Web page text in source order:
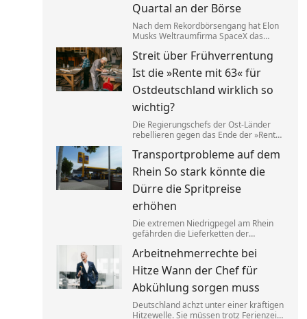
Quartal an der Börse
Nach dem Rekordbörsengang hat Elon
Musks Weltraumfirma SpaceX das
Millionen Dollar beendet. Zugleich hat
sich der Umsatz nahezu verdoppelt –
dank der Satellitentochter Starlink.
Streit über Frühverrentung
Ist die »Rente mit 63« für
Ostdeutschland wirklich so
wichtig?
Die Regierungschefs der Ost-Länder
rebellieren gegen das Ende der »Rente
größerer Anteil der Ostdeutschen die
dafür nötigen Beitragsjahre. Doch die
Unterschiede zum Westen werden
kleiner.
Transportprobleme auf dem
Rhein So stark könnte die
Dürre die Spritpreise
erhöhen
Die extremen Niedrigpegel am Rhein
gefährden die Lieferketten der
was das für Autofahrer und das
Wirtschaftswachstum bedeuten könnte.
Arbeitnehmerrechte bei
Hitze Wann der Chef für
Abkühlung sorgen muss
Deutschland ächzt unter einer kräftigen
Hitzewelle. Sie müssen trotz Ferienzeit